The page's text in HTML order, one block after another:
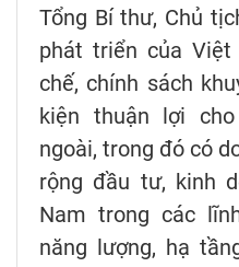
Tổng Bí thư, Chủ
phát triển của
chế, chính sách
kiện thuận lợi
ngoài, trong đó có
rộng đầu tư, kinh
Nam trong các
năng lượng, hạ